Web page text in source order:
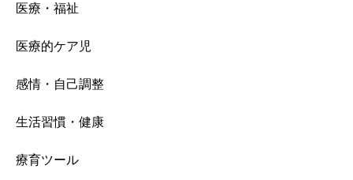
医療・福祉
医療的ケア児
感情・自己調整
生活習慣・健康
療育ツール